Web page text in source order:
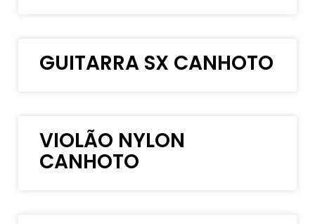
GUITARRA SX CANHOTO
VIOLÃO NYLON
CANHOTO